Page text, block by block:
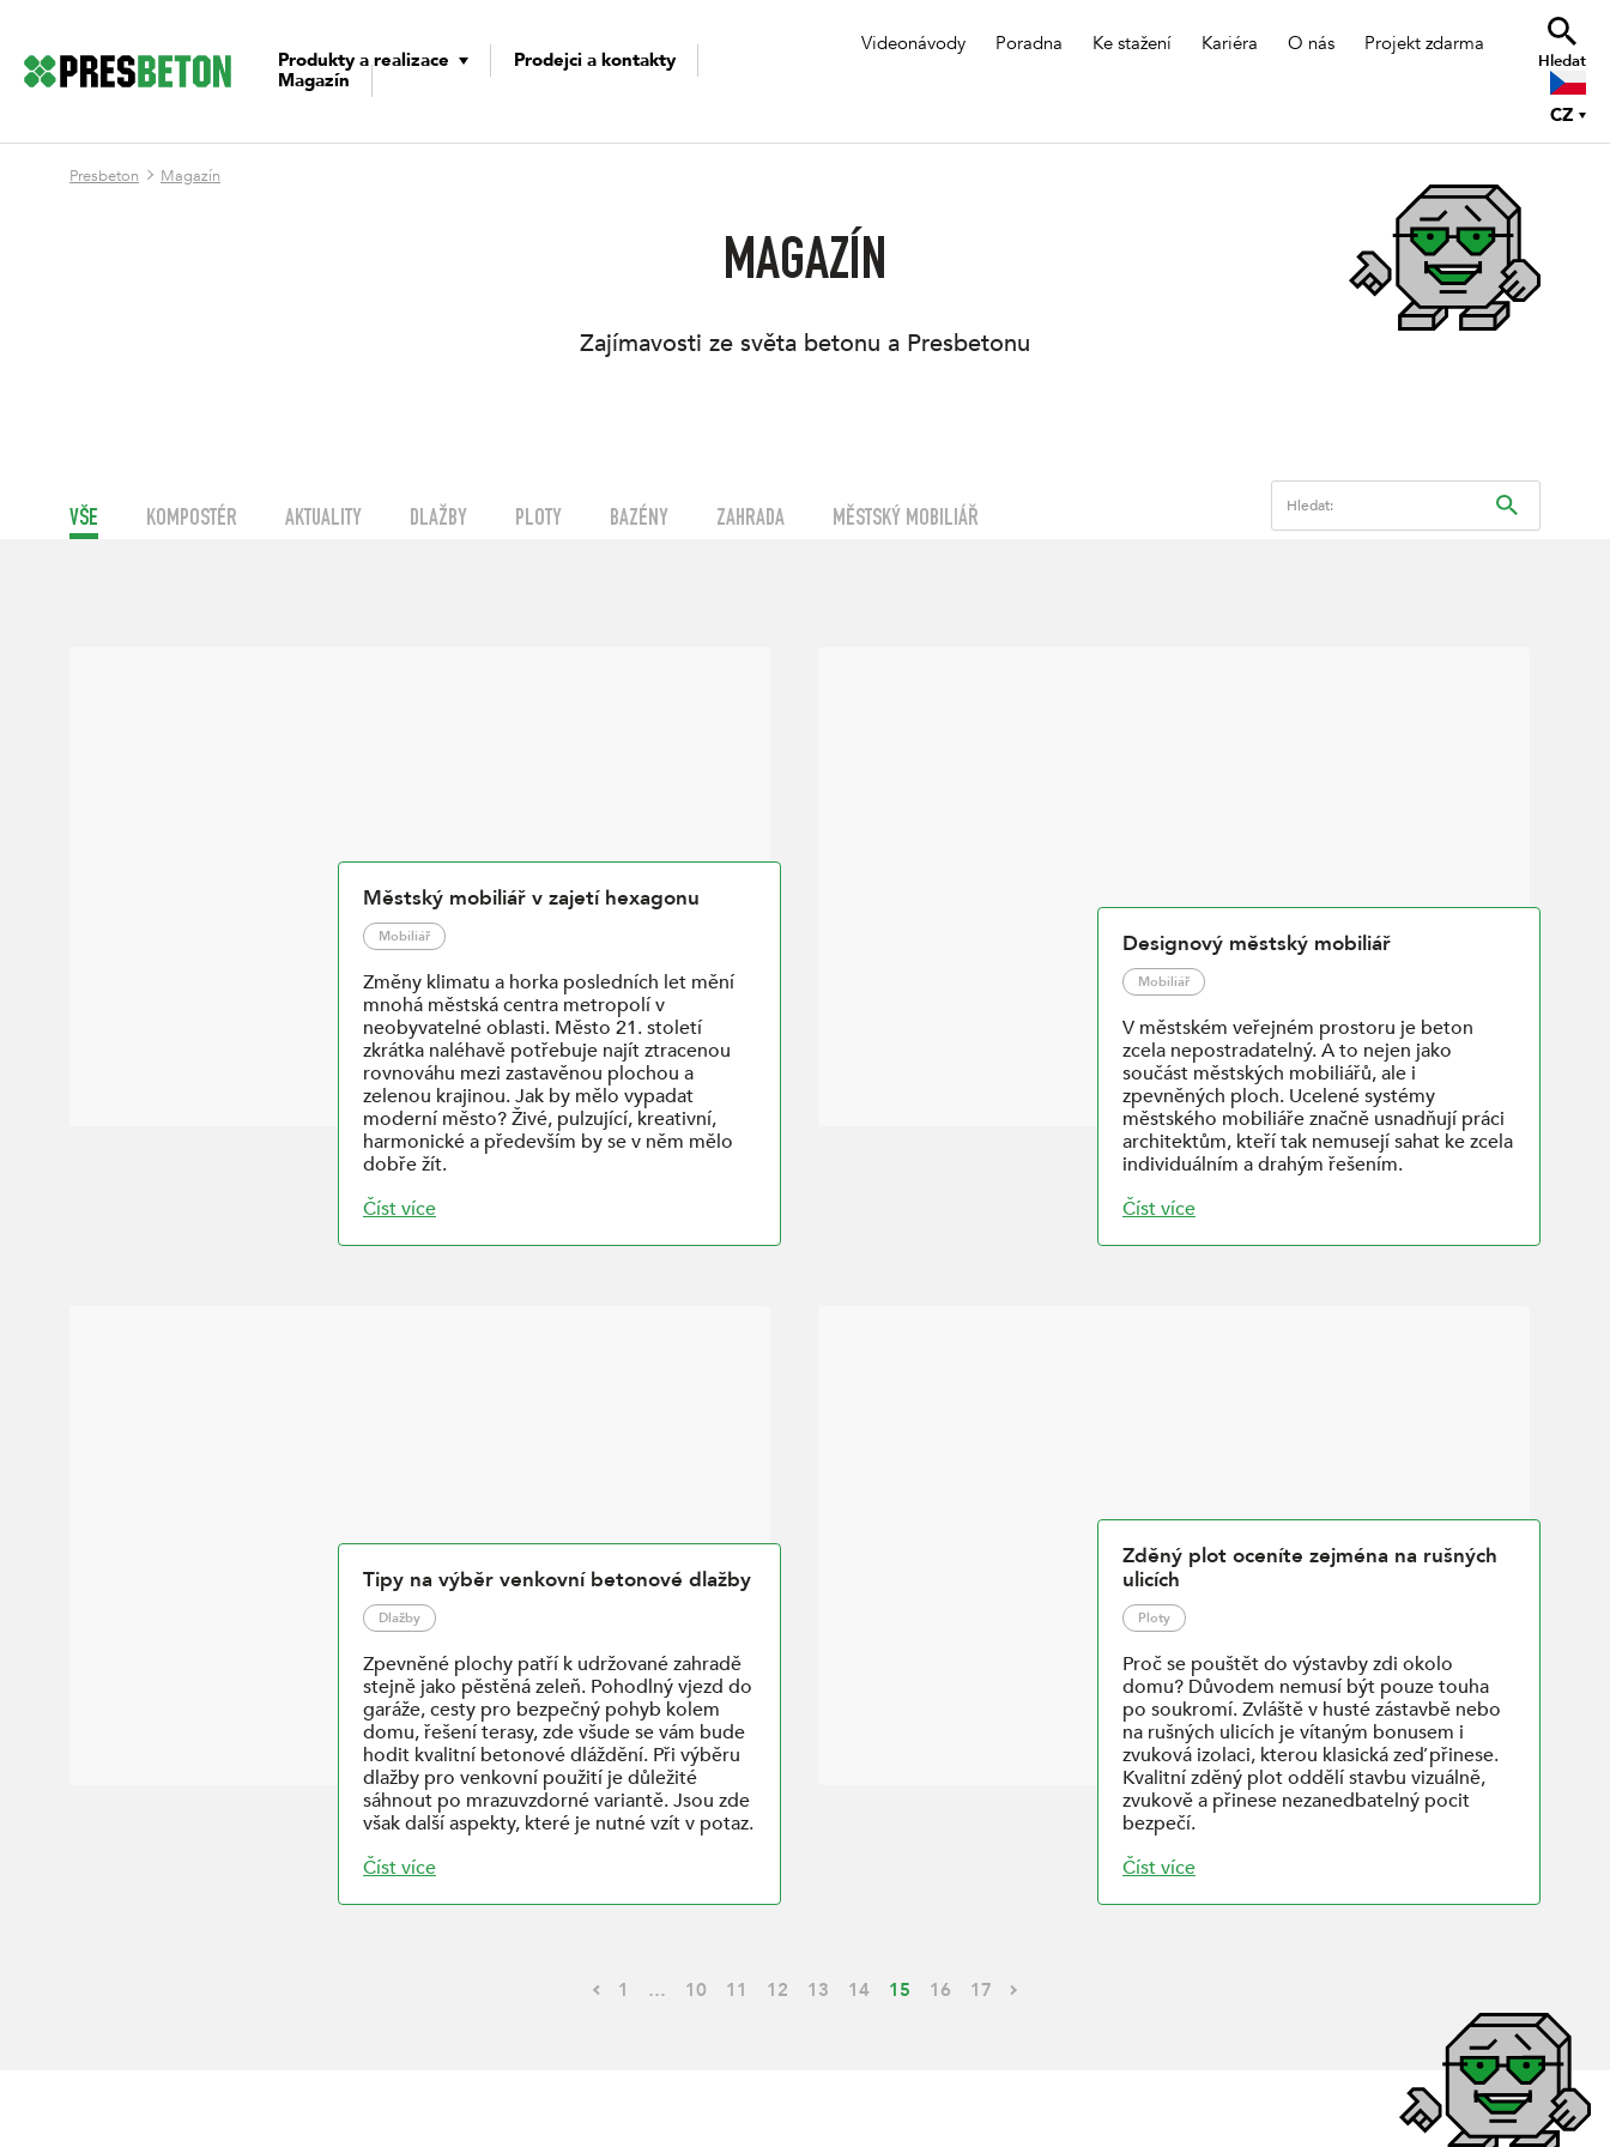
Produkty a realizace
Prodejci a kontakty
Magazín
Videonávody Poradna Ke stažení Kariéra O nás Projekt zdarma
Hledat
CZ
Presbeton Magazín
MAGAZÍN
Zajímavosti ze světa betonu a Presbetonu
VŠE KOMPOSTÉR AKTUALITY DLAŽBY PLOTY BAZÉNY ZAHRADA MĚSTSKÝ MOBILIÁŘ
Hledat:
Městský mobiliář v zajetí hexagonu
Mobiliář
Změny klimatu a horka posledních let mění
mnohá městská centra metropolí v
neobyvatelné oblasti. Město 21. století
zkrátka naléhavě potřebuje najít ztracenou
rovnováhu mezi zastavěnou plochou a
zelenou krajinou. Jak by mělo vypadat
moderní město? Živé, pulzující, kreativní,
harmonické a především by se v něm mělo
dobře žít.
Číst více
Designový městský mobiliář
Mobiliář
V městském veřejném prostoru je beton
zcela nepostradatelný. A to nejen jako
součást městských mobiliářů, ale i
zpevněných ploch. Ucelené systémy
městského mobiliáře značně usnadňují práci
architektům, kteří tak nemusejí sahat ke zcela
individuálním a drahým řešením.
Číst více
Tipy na výběr venkovní betonové dlažby
Dlažby
Zpevněné plochy patří k udržované zahradě
stejně jako pěstěná zeleň. Pohodlný vjezd do
garáže, cesty pro bezpečný pohyb kolem
domu, řešení terasy, zde všude se vám bude
hodit kvalitní betonové dláždění. Při výběru
dlažby pro venkovní použití je důležité
sáhnout po mrazuvzdorné variantě. Jsou zde
však další aspekty, které je nutné vzít v potaz.
Číst více
Zděný plot oceníte zejména na rušných
ulicích
Ploty
Proč se pouštět do výstavby zdi okolo
domu? Důvodem nemusí být pouze touha
po soukromí. Zvláště v husté zástavbě nebo
na rušných ulicích je vítaným bonusem i
zvuková izolaci, kterou klasická zeď přinese.
Kvalitní zděný plot oddělí stavbu vizuálně,
zvukově a přinese nezanedbatelný pocit
bezpečí.
Číst více
1 … 10 11 12 13 14 15 16 17